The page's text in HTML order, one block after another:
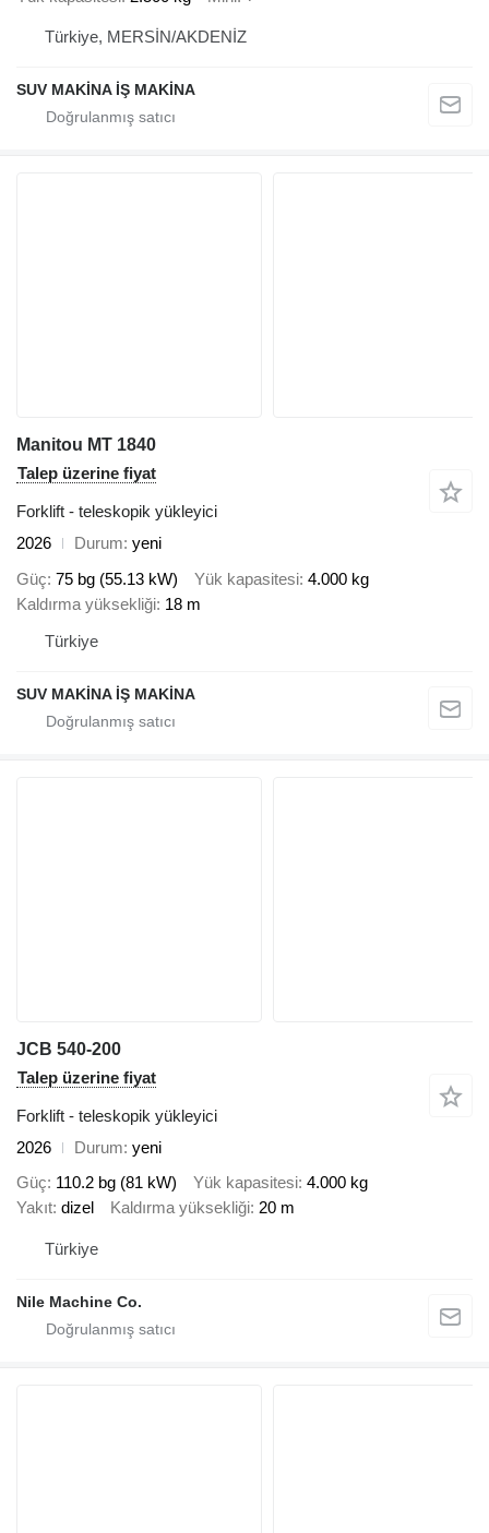
Türkiye, MERSİN/AKDENİZ
SUV MAKİNA İŞ MAKİNA
Manitou MT 1840
Talep üzerine fiyat
Forklift - teleskopik yükleyici
2026
Durum yeni
Güç 75 bg (55.13 kW) Yük kapasitesi 4.000 kg
Kaldırma yüksekliği 18 m
Türkiye
SUV MAKİNA İŞ MAKİNA
JCB 540-200
Talep üzerine fiyat
Forklift - teleskopik yükleyici
2026
Durum yeni
Güç 110.2 bg (81 kW) Yük kapasitesi 4.000 kg
Yakıt dizel Kaldırma yüksekliği 20 m
Türkiye
Nile Machine Co.